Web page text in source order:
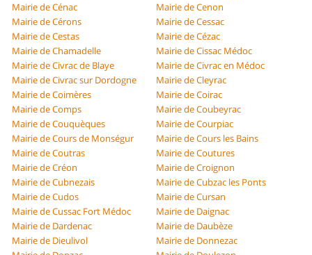
Mairie de Cénac
Mairie de Cenon
Mairie de Cérons
Mairie de Cessac
Mairie de Cestas
Mairie de Cézac
Mairie de Chamadelle
Mairie de Cissac Médoc
Mairie de Civrac de Blaye
Mairie de Civrac en Médoc
Mairie de Civrac sur Dordogne
Mairie de Cleyrac
Mairie de Coimères
Mairie de Coirac
Mairie de Comps
Mairie de Coubeyrac
Mairie de Couquèques
Mairie de Courpiac
Mairie de Cours de Monségur
Mairie de Cours les Bains
Mairie de Coutras
Mairie de Coutures
Mairie de Créon
Mairie de Croignon
Mairie de Cubnezais
Mairie de Cubzac les Ponts
Mairie de Cudos
Mairie de Cursan
Mairie de Cussac Fort Médoc
Mairie de Daignac
Mairie de Dardenac
Mairie de Daubèze
Mairie de Dieulivol
Mairie de Donnezac